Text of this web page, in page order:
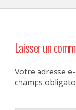
Laisser un
Votre adresse
champs